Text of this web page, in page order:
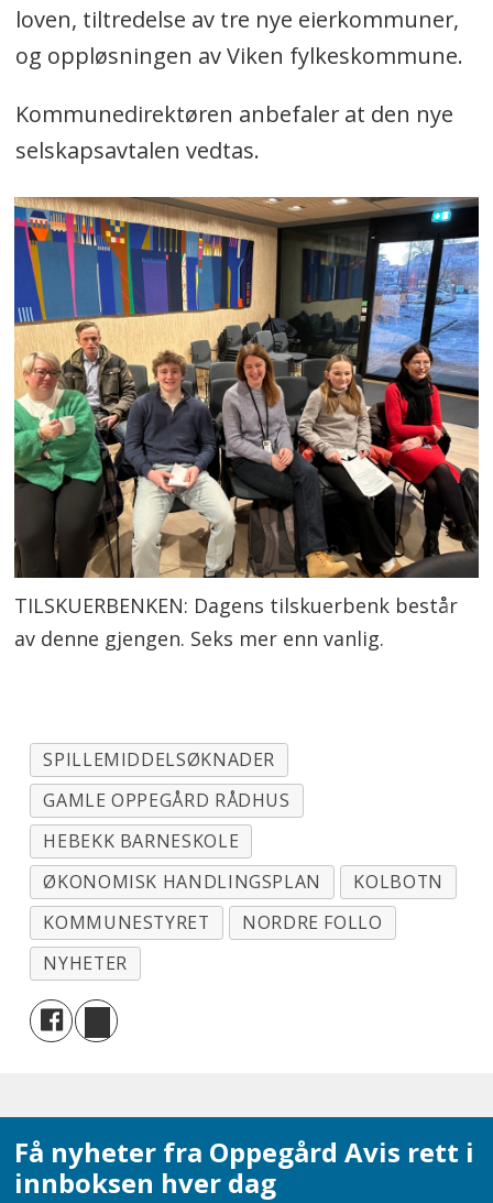
loven, tiltredelse av tre nye eierkommuner,
og oppløsningen av Viken fylkeskommune.
Kommunedirektøren anbefaler at den nye
selskapsavtalen vedtas.
TILSKUERBENKEN: Dagens tilskuerbenk består
av denne gjengen. Seks mer enn vanlig.
SPILLEMIDDELSØKNADER
GAMLE OPPEGÅRD RÅDHUS
HEBEKK BARNESKOLE
ØKONOMISK HANDLINGSPLAN
KOLBOTN
KOMMUNESTYRET
NORDRE FOLLO
NYHETER
Få nyheter fra Oppegård Avis rett i
innboksen hver dag